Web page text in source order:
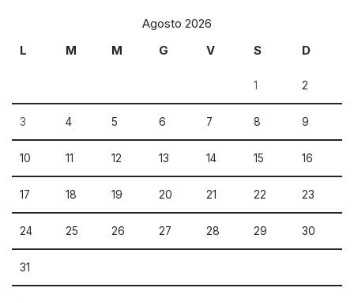
Agosto 2026
L
M M G V S D
1 2
3 4 5 6 7 8 9
10 11 12 13 14 15 16
17 18 19 20 21 22 23
24 25 26 27 28 29 30
31